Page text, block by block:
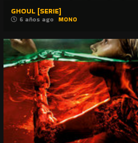
GHOUL [SERIE]
6 años ago MONO